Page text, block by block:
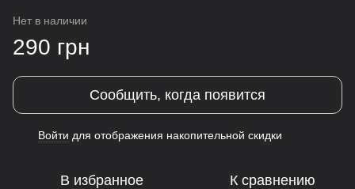
Нет в наличии
290 грн
Сообщить, когда появится
Войти для отображения накопительной скидки
В избранное К сравнению